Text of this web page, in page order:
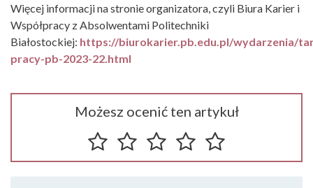
Więcej informacji na stronie organizatora, czyli Biura Karier i
Współpracy z Absolwentami Politechniki
Białostockiej: https://biurokarier.pb.edu.pl/wydarzenia/
pracy-pb-2023-22.html
Możesz ocenić ten artykuł